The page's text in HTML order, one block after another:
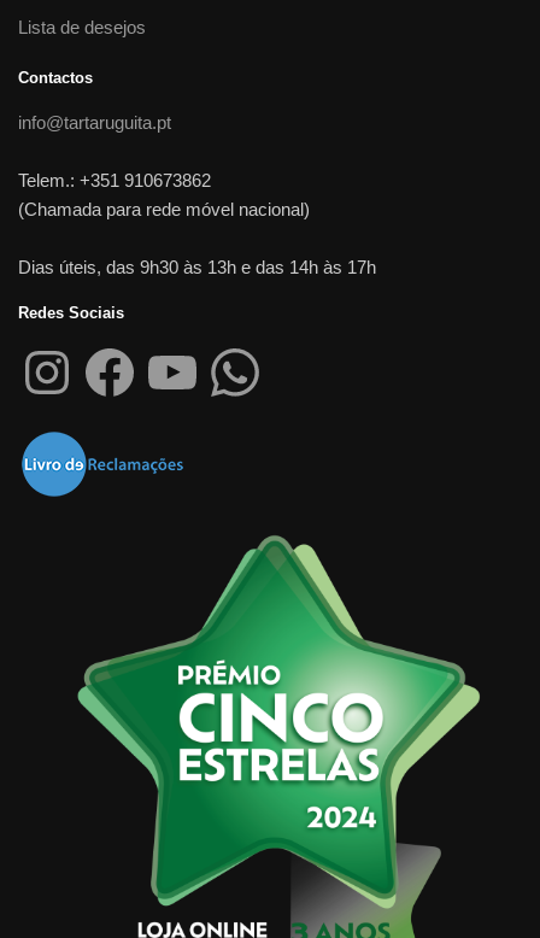
Lista de desejos
Contactos
info@tartaruguita.pt
Telem.: +351 910673862
(Chamada para rede móvel nacional)
Dias úteis, das 9h30 às 13h e das 14h às 17h
Redes Sociais